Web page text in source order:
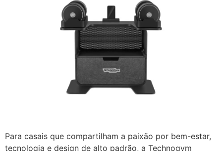
Para casais que compartilham a paixão por bem-estar,
tecnologia e design de alto padrão, a Technogym